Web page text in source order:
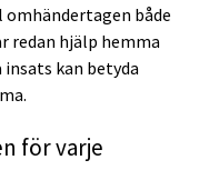
både
redan hjälp hemma
kan betyda
för varje